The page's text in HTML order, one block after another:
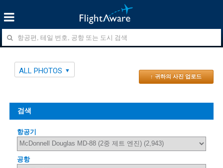
ALL PHOTOS
↑ 귀하의 사진 업로드
검색
항공기
공항